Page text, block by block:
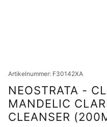
Artikelnummer: F30142XA
NEOSTRATA -
MANDELIC
CLEANSER